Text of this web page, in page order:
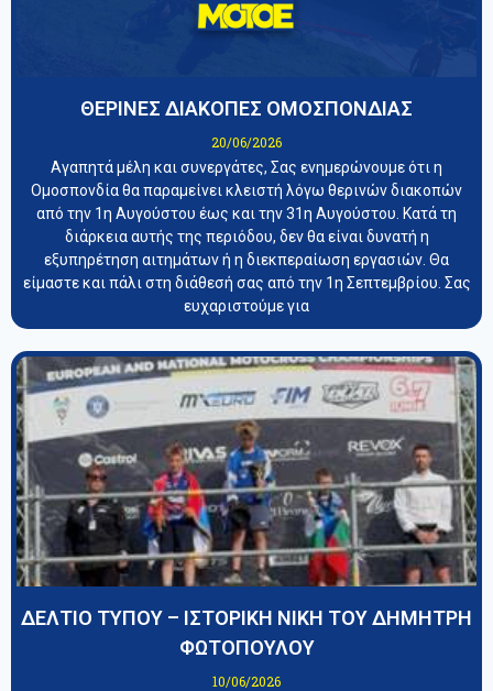
ΘΕΡΙΝΕΣ ΔΙΑΚΟΠΕΣ ΟΜΟΣΠΟΝΔΙΑΣ
20/06/2026
Αγαπητά μέλη και συνεργάτες, Σας ενημερώνουμε ότι η
Ομοσπονδία θα παραμείνει κλειστή λόγω θερινών διακοπών
από την 1η Αυγούστου έως και την 31η Αυγούστου. Κατά τη
διάρκεια αυτής της περιόδου, δεν θα είναι δυνατή η
εξυπηρέτηση αιτημάτων ή η διεκπεραίωση εργασιών. Θα
είμαστε και πάλι στη διάθεσή σας από την 1η Σεπτεμβρίου. Σας
ευχαριστούμε για
ΔΕΛΤΙΟ ΤΥΠΟΥ – ΙΣΤΟΡΙΚΗ ΝΙΚΗ ΤΟΥ ΔΗΜΗΤΡΗ
ΦΩΤΟΠΟΥΛΟΥ
10/06/2026